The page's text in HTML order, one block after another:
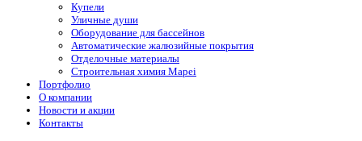
Купели
Уличные души
Оборудование для бассейнов
Автоматические жалюзийные покрытия
Отделочные материалы
Строительная химия Mapei
Портфолио
O компании
Новости и акции
Контакты